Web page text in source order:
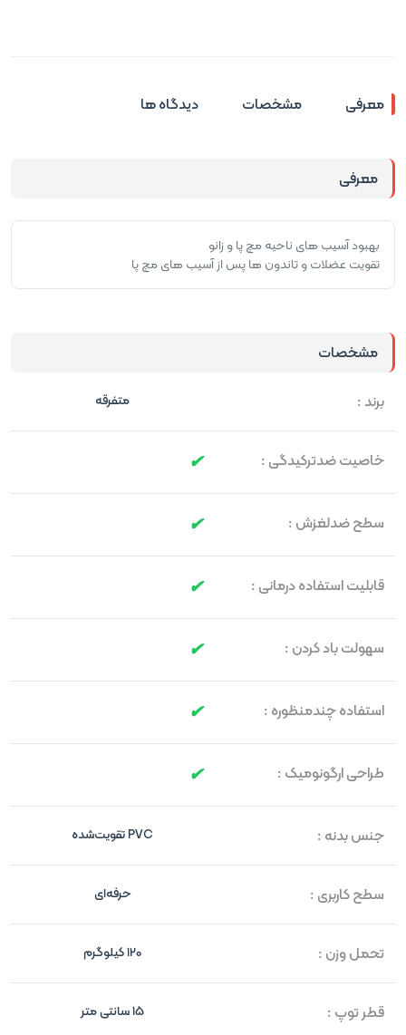
معرفی مشخصات دیدگاه ها
معرفی
بهبود آسیب های ناحیه مچ پا و زانو
تقویت عضلات و تاندون ها پس از آسیب های مچ پا
مشخصات
برند :
متفرقه
خاصیت ضدترکیدگی :
سطح ضدلغزش :
قابلیت استفاده درمانی :
سهولت باد کردن :
استفاده چندمنظوره :
طراحی ارگونومیک :
جنس بدنه : PVC تقویت‌شده
سطح کاربری : حرفه‌ای
تحمل وزن : 120 کیلوگرم
قطر توپ : 15 سانتی متر